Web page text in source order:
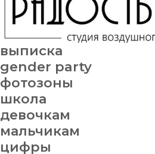
выписка
gender party
фотозоны
школа
девочкам
мальчикам
цифры